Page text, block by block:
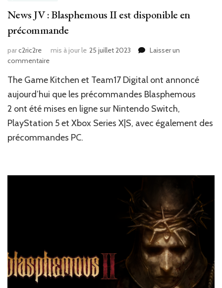
News JV : Blasphemous II est disponible en
précommande
parc2ric2re mis à jour le 25 juillet 2023
Laisser un
commentairesur
JV
:
Blasphemous
II
est
disponible
en
The Game Kitchen et Team17 Digital ont annoncé
aujourd’hui que les précommandes Blasphemous
2 ont été mises en ligne sur Nintendo Switch,
PlayStation 5 et Xbox Series X|S, avec également des
précommandes PC.